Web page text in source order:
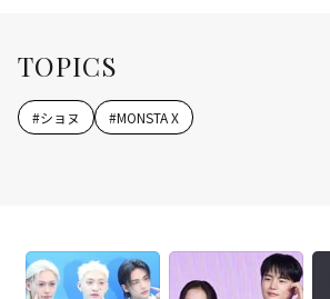
TOPICS
#ショヌ #MONSTA X